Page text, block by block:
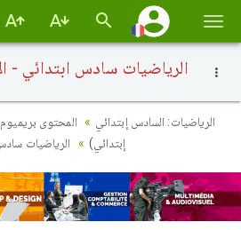
la
الرياضيات سادس ابتدائي -
الرياضيات: السادس إبتدائي
المحتوى
إبتدائي)
الرياضيات سادس